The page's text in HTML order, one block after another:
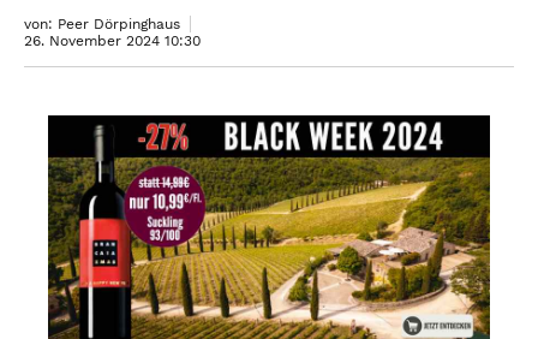
von: Peer Dörpinghaus
26. November 2024 10:30